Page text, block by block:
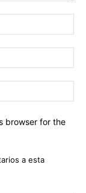
browser for the
a esta